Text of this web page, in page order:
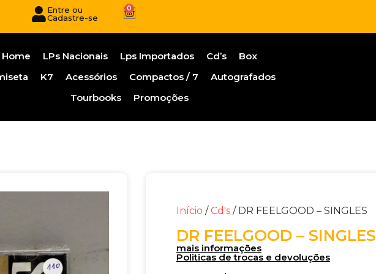
Entre ou
Cadastre-se
0
Home LPs Nacionais Lps Importados Cd’s
Box
K7 Acessórios Compactos / 7
Autografados
Tourbooks
Promoções
Início / Cd's/ DR FEELGOOD – SINGLES
DR FEELGOOD – SINGLES
mais informações
Politicas de trocas e devoluções